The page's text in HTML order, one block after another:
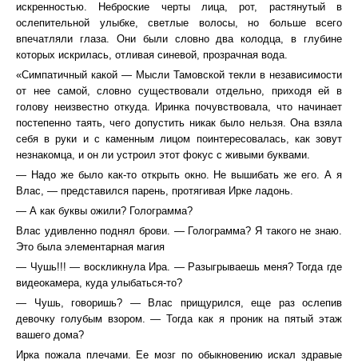
искренностью. Неброские черты лица, рот, растянутый в
ослепительной улыбке, светлые волосы, но больше всего
впечатляли глаза. Они были словно два колодца, в глубине
которых искрилась, отливая синевой, прозрачная вода.
«Симпатичный какой ― Мысли Тамовской текли в независимости
от нее самой, словно существовали отдельно, приходя ей в
голову неизвестно откуда. Иринка почувствовала, что начинает
постепенно таять, чего допустить никак было нельзя. Она взяла
себя в руки и с каменным лицом поинтересовалась, как зовут
незнакомца, и он ли устроил этот фокус с живыми буквами.
— Надо же было как-то открыть окно. Не вышибать же его. А я
Влас, — представился парень, протягивая Ирке ладонь.
— А как буквы ожили? Голограмма?
Влас удивленно поднял брови. — Голограмма? Я такого не знаю.
Это была элементарная магия
— Чушь!!! — воскликнула Ира. — Разыгрываешь меня? Тогда где
видеокамера, куда улыбаться-то?
— Чушь, говоришь? — Влас прищурился, еще раз ослепив
девочку голубым взором. — Тогда как я проник на пятый этаж
вашего дома?
Ирка пожала плечами. Ее мозг по обыкновению искал здравые